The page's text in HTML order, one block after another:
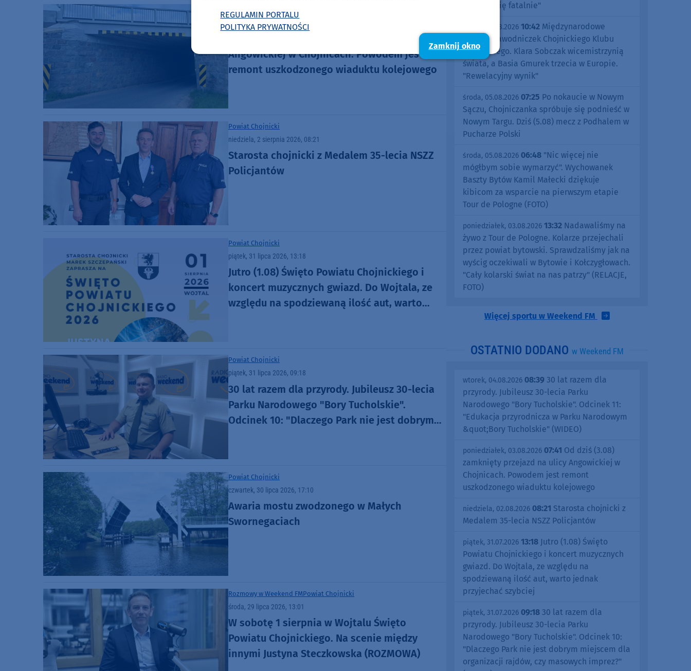
poniedziałek, 3 sierpnia 2026, 07:41
Od dziś (3.08) zamknięty przejazd na ulicy
Angowickiej w Chojnicach. Powodem jest
remont uszkodzonego wiaduktu kolejowego
Powiat Chojnicki
niedziela, 2 sierpnia 2026, 08:21
Starosta chojnicki z Medalem 35-lecia NSZZ
Policjantów
Powiat Chojnicki
piątek, 31 lipca 2026, 13:18
Jutro (1.08) Święto Powiatu Chojnickiego i
koncert muzycznych gwiazd. Do Wojtala, ze
względu na spodziewaną ilość aut, warto
Powiat Chojnicki
piątek, 31 lipca 2026, 09:18
30 lat razem dla przyrody. Jubileusz 30-lecia
Parku Narodowego "Bory Tucholskie".
Odcinek 10: "Dlaczego Park nie jest dobrym
Powiat Chojnicki
czwartek, 30 lipca 2026, 17:10
Awaria mostu zwodzonego w Małych
Swornegaciach
Rozmowy w Weekend FMPowiat Chojnicki
środa, 29 lipca 2026, 13:01
W sobotę 1 sierpnia w Wojtalu Święto
Powiatu Chojnickiego. Na scenie między
innymi Justyna Steczkowska (ROZMOWA)
Czujemy się fatalnie"
środa, 05.08.2026 10:42 Międzynarodowe
sukcesy zawodniczek Chojnickiego Klubu
Żeglarskiego. Klara Sobczak wicemistrzynią
świata, a Basia Gmurek trzecia w Europie.
"Rewelacyjny wynik"
środa, 05.08.2026 07:25 Po nokaucie w Nowym
Sączu, Chojniczanka spróbuje się podnieść w
Nowym Targu. Dziś (5.08) mecz z Podhalem w
Pucharze Polski
środa, 05.08.2026 06:48 "Nic więcej nie
mógłbym sobie wymarzyć". Wychowanek
Baszty Bytów Kamil Małecki dziękuje
kibicom za wsparcie na pierwszym etapie
Tour de Pologne (FOTO)
poniedziałek, 03.08.2026 13:32 Nadawaliśmy na
żywo z Tour de Pologne. Kolarze przejechali
przez powiat bytowski. Sprawdzaliśmy jak na
wyścig oczekiwali w Bytowie i Kołczygłowach.
"Cały kolarski świat na nas patrzy" (RELACJE,
FOTO)
Więcej sportu w Weekend FM
OSTATNIO DODANO w Weekend FM
wtorek, 04.08.2026 08:39 30 lat razem dla
przyrody. Jubileusz 30-lecia Parku
Narodowego "Bory Tucholskie". Odcinek 11:
"Edukacja przyrodnicza w Parku Narodowym
&quot;Bory Tucholskie" (WIDEO)
poniedziałek, 03.08.2026 07:41 Od dziś (3.08)
zamknięty przejazd na ulicy Angowickiej w
Chojnicach. Powodem jest remont
uszkodzonego wiaduktu kolejowego
niedziela, 02.08.2026 08:21 Starosta chojnicki z
Medalem 35-lecia NSZZ Policjantów
piątek, 31.07.2026 13:18 Jutro (1.08) Święto
Powiatu Chojnickiego i koncert muzycznych
gwiazd. Do Wojtala, ze względu na
spodziewaną ilość aut, warto jednak
przyjechać szybciej
piątek, 31.07.2026 09:18 30 lat razem dla
przyrody. Jubileusz 30-lecia Parku
Narodowego "Bory Tucholskie". Odcinek 10:
"Dlaczego Park nie jest dobrym miejscem dla
organizacji rajdów, czy masowych imprez?"
REGULAMIN PORTALU
POLITYKA PRYWATNOŚCI
Zamknij okno